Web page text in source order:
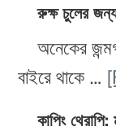
রুক্ষ চুলের
অনেকের
বাইরে থাকে …
কাপিং